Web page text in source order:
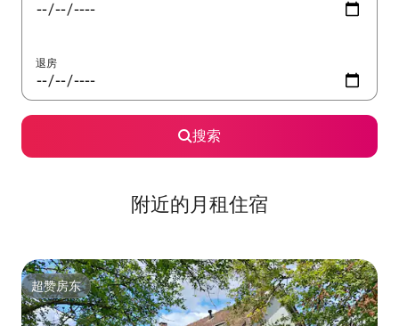
退房
搜索
附近的月租住宿
超赞房东
超赞房东